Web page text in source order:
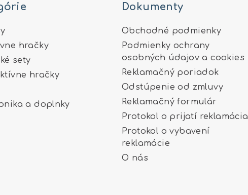
hračky
sety
hračky
a doplnky
Dokumenty
Obchodné podmienky
Podmienky ochrany
osobných údajov a cookies
Reklamačný poriadok
Odstúpenie od zmluvy
Reklamačný formulár
Protokol o prijatí reklamácia
Protokol o vybavení
reklamácie
O nás